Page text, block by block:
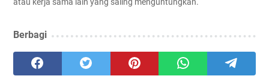
Berbagi